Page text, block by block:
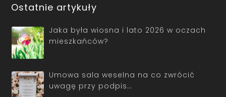
Ostatnie artykuły
Jaka była wiosna i lato 2026 w oczach
mieszkańców?
Umowa sala weselna na co zwrócić
uwagę przy podpis…